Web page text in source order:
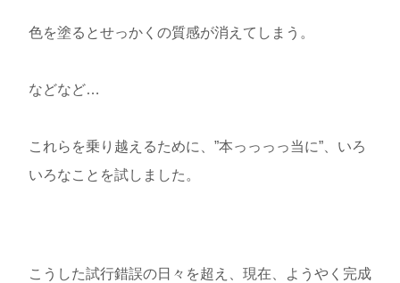
色を塗るとせっかくの質感が消えてしまう。
などなど…
これらを乗り越えるために、”本っっっっ当に”、いろ
いろなことを試しました。
こうした試行錯誤の日々を超え、現在、ようやく完成